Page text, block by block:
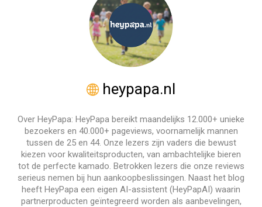
heypapa.nl
Over HeyPapa: HeyPapa bereikt maandelijks 12.000+ unieke
bezoekers en 40.000+ pageviews, voornamelijk mannen
tussen de 25 en 44. Onze lezers zijn vaders die bewust
kiezen voor kwaliteitsproducten, van ambachtelijke bieren
tot de perfecte kamado. Betrokken lezers die onze reviews
serieus nemen bij hun aankoopbeslissingen. Naast het blog
heeft HeyPapa een eigen AI-assistent (HeyPapAI) waarin
partnerproducten geïntegreerd worden als aanbevelingen,